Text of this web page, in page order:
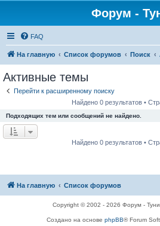
Форум -
FAQ
На главную Список форумов Поиск
Активные темы
Перейти к расширенному поиску
Найдено 0 результатов •
Подходящих тем или сообщений не найдено.
Найдено 0 результатов •
На главную Список форумов
Copyright © 2002 - 2026 Форум -
Создано на основе phpBB® Forum